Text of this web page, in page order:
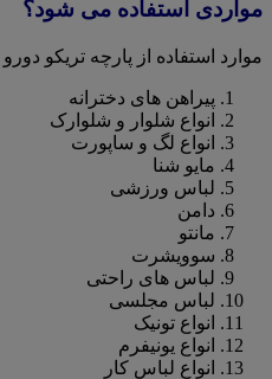
مواردی استفاده می شود؟
موارد استفاده از پارچه تریکو
پیراهن های دخترانه
انواع شلوار و شلوارک
انواع لگ و ساپورت
مایو شنا
لباس ورزشی
دامن
مانتو
سوویشرت
لباس های راحتی
لباس مجلسی
انواع تونیک
انواع یونیفرم
انواع لباس کار